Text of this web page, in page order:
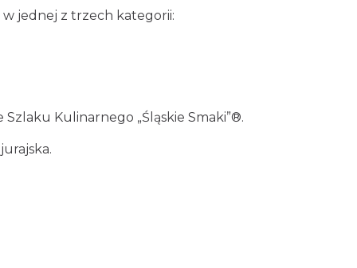
jednej z trzech kategorii:
Kulinarnego „Śląskie Smaki”®.